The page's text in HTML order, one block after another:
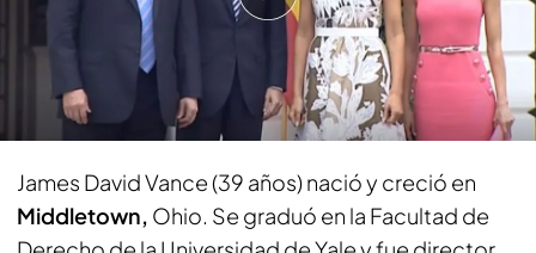
con Putin y a Kamala Harris con Donald Trump
¿Quién es James David Vance, el candidato
a vicepresidente de Trump?
James David Vance (39 años) nació y creció en
Middletown, Ohio. Se graduó en la Facultad de